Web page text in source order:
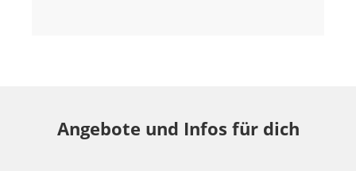
Angebote und Infos für dich